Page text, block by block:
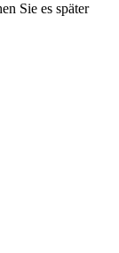
Sie es später